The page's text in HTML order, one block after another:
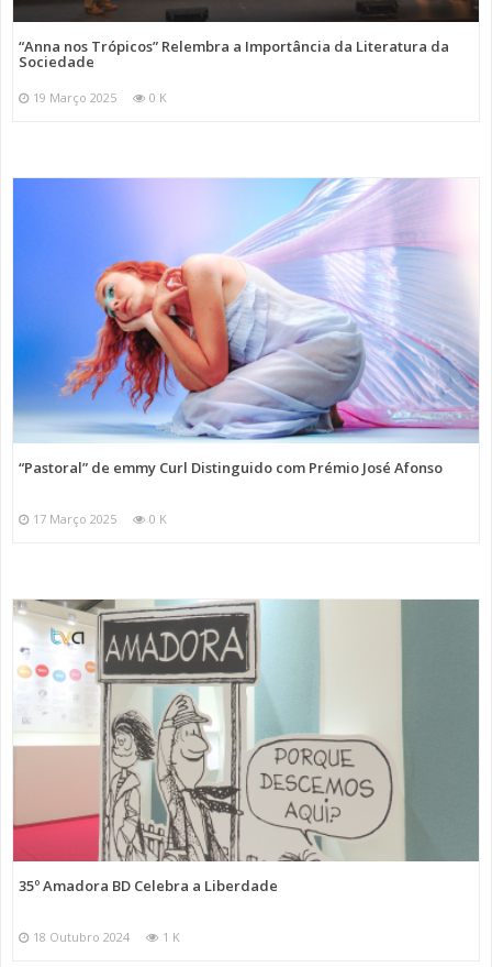
“Anna nos Trópicos” Relembra a Importância da Literatura da
Sociedade
19 Março 2025 0 K
“Pastoral” de emmy Curl Distinguido com Prémio José Afonso
17 Março 2025 0 K
35º Amadora BD Celebra a Liberdade
18 Outubro 2024 1 K